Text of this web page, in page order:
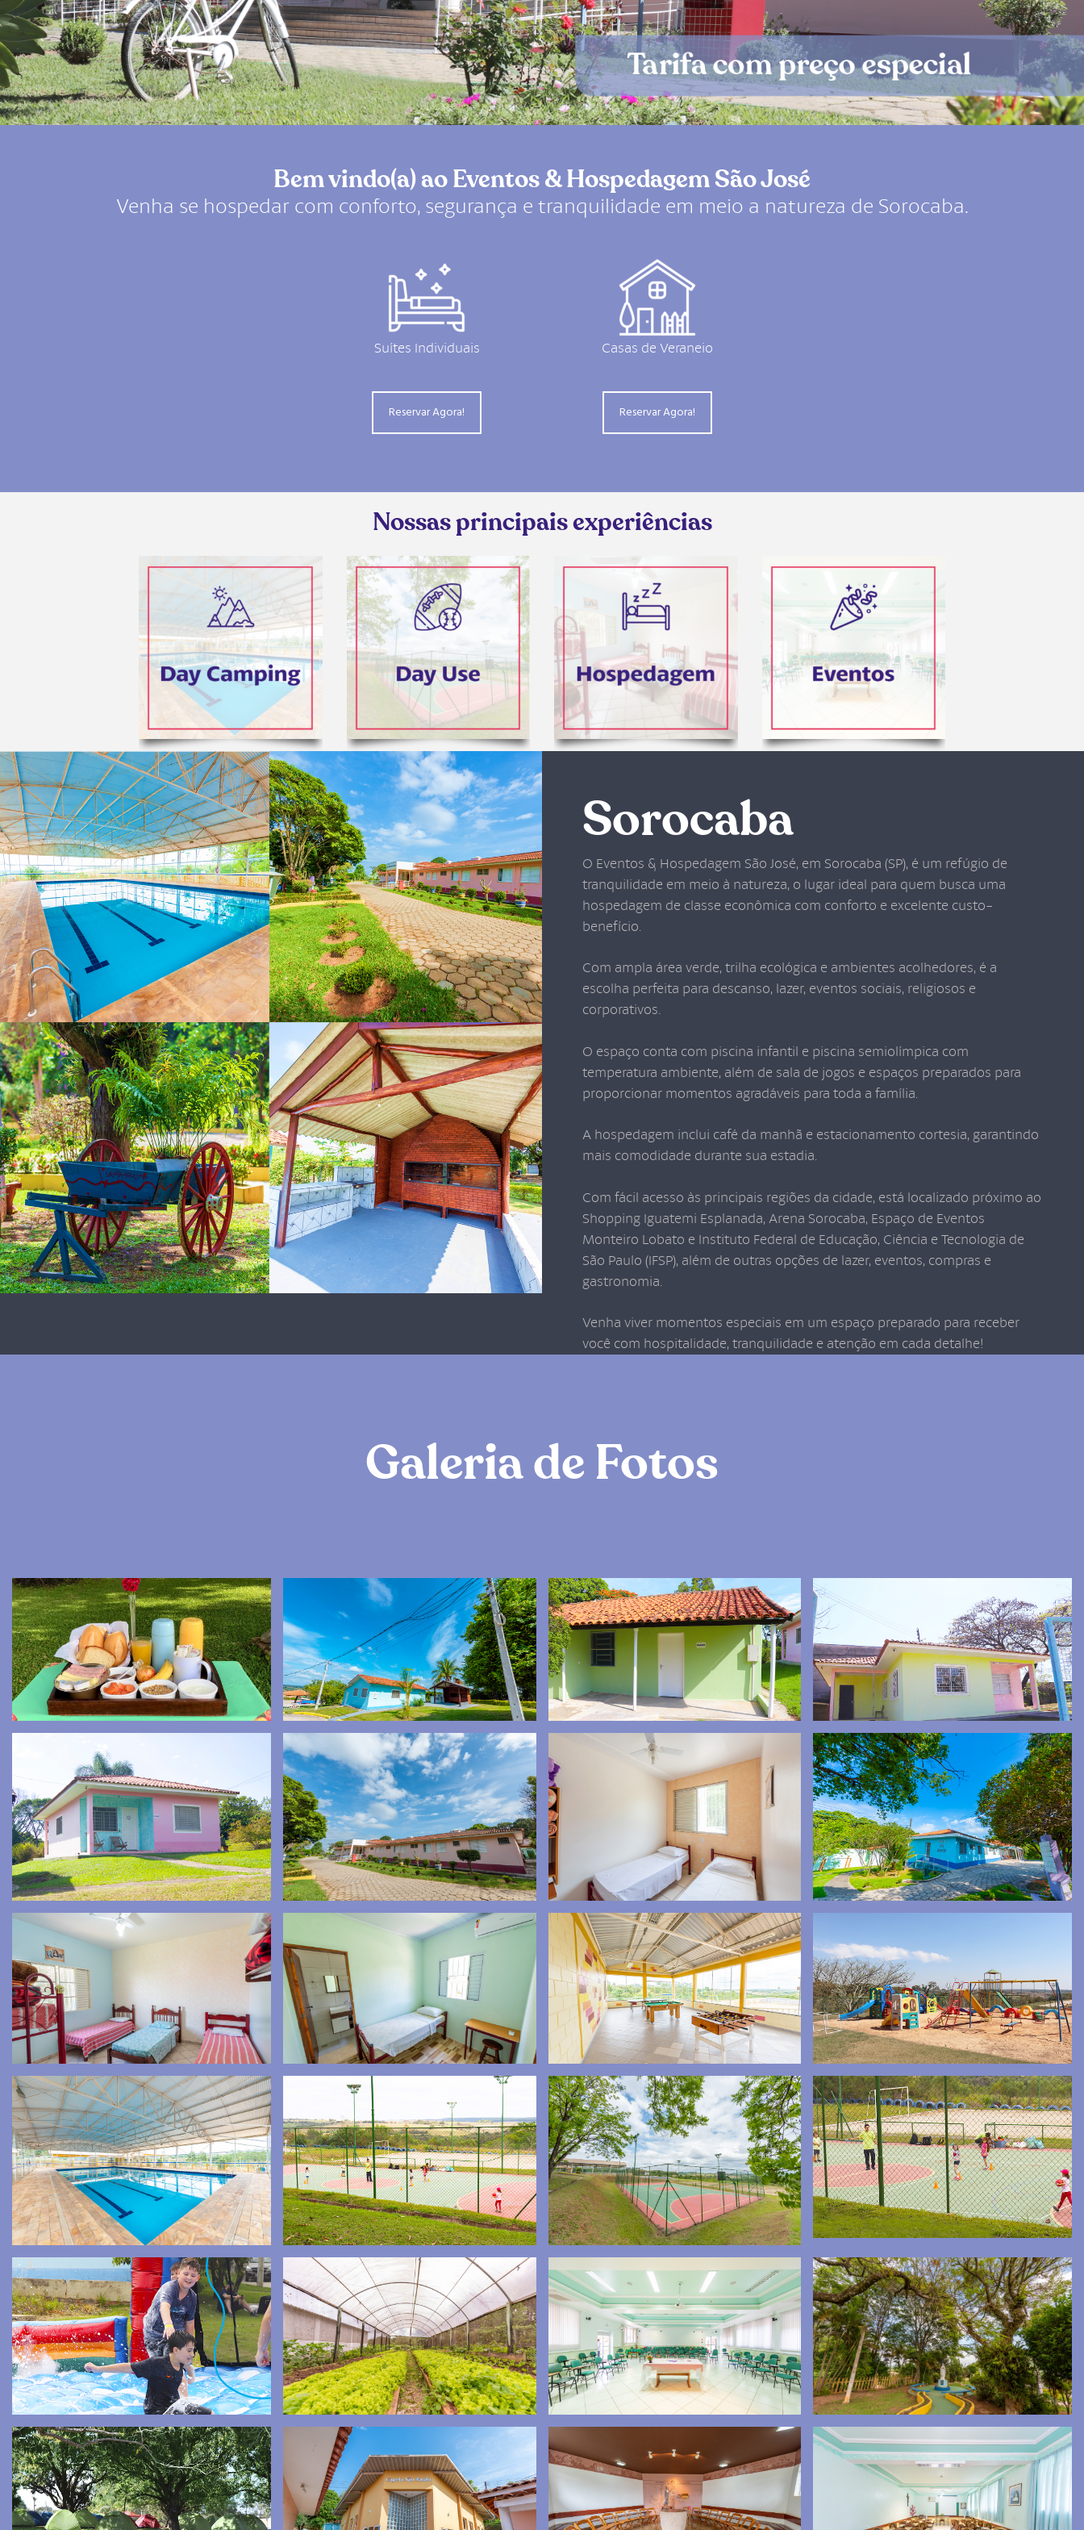
Bem vindo(a) ao Eventos & Hospedagem São José
Venha se hospedar com conforto, segurança e tranquilidade em meio a natureza de Sorocaba.
Suítes Individuais
Reservar Agora!
Casas de Veraneio
Reservar Agora!
Nossas principais experiências
Sorocaba
O Eventos & Hospedagem São José, em Sorocaba (SP), é um refúgio de
tranquilidade em meio à natureza, o lugar ideal para quem busca uma
hospedagem de classe econômica com conforto e excelente custo-
benefício.
Com ampla área verde, trilha ecológica e ambientes acolhedores, é a
escolha perfeita para descanso, lazer, eventos sociais, religiosos e
corporativos.
O espaço conta com piscina infantil e piscina semiolímpica com
temperatura ambiente, além de sala de jogos e espaços preparados para
proporcionar momentos agradáveis para toda a família.
A hospedagem inclui café da manhã e estacionamento cortesia, garantindo
mais comodidade durante sua estadia.
Com fácil acesso às principais regiões da cidade, está localizado próximo ao
Shopping Iguatemi Esplanada, Arena Sorocaba, Espaço de Eventos
Monteiro Lobato e Instituto Federal de Educação, Ciência e Tecnologia de
São Paulo (IFSP), além de outras opções de lazer, eventos, compras e
gastronomia.
Venha viver momentos especiais em um espaço preparado para receber
você com hospitalidade, tranquilidade e atenção em cada detalhe!
Galeria de Fotos